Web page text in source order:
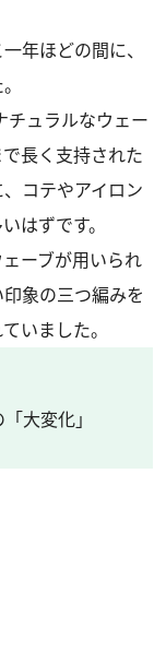
年ほどの間に、
ュラルなウェー
長く支持された
コテやアイロン
はずです。
ーブが用いられ
象の三つ編みを
いました。
大変化」